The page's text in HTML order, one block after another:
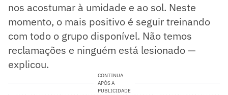
nos acostumar à umidade e ao sol. Neste
momento, o mais positivo é seguir treinando
com todo o grupo disponível. Não temos
reclamações e ninguém está lesionado —
explicou.
CONTINUA
APÓS A
PUBLICIDADE